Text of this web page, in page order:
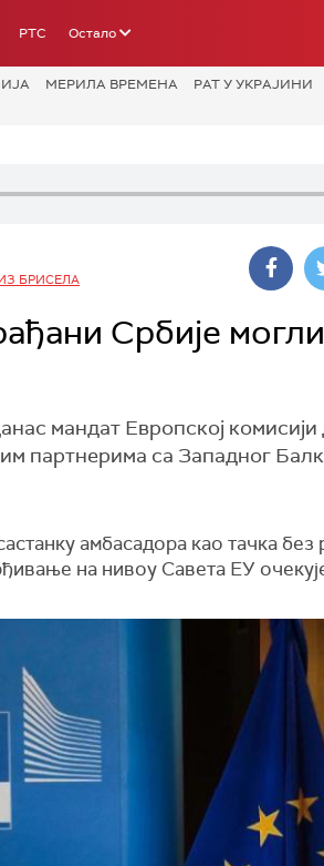
РТС Остало
МЕРИЛА ВРЕМЕНА РАТ У УКРАЈИНИ
БРИСЕЛА
Србије
мандат Европској
партнерима са Западног
амбасадора као тачка без
на нивоу Савета ЕУ